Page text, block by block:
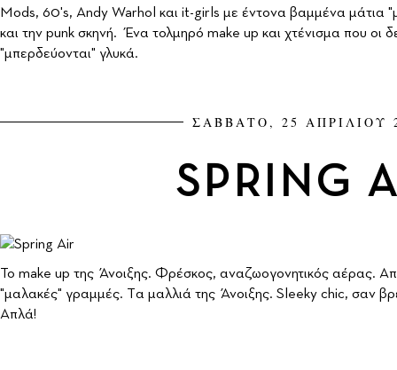
Μοds, 60's, Andy Warhol και it-girls με έντονα βαμμένα μάτια
και την punk σκηνή. Ένα τολμηρό make up και χτένισμα που οι
"μπερδεύονται" γλυκά.
ΣΑΒΒΑΤΟ, 25 ΑΠΡΙΛΙΟΥ
SPRING
To make up της Άνοιξης. Φρέσκος, αναζωογονητικός αέρας.
"μαλακές" γραμμές. Tα μαλλιά της Άνοιξης. Sleeky chic, σαν
Απλά!